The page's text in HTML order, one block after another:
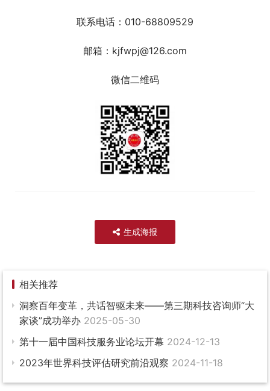
联系电话：010-68809529
邮箱：kjfwpj@126.com
微信二维码
生成海报
相关推荐
洞察百年变革，共话智驱未来——第三期科技咨询师“大
家谈”成功举办 2025-05-30
第十一届中国科技服务业论坛开幕 2024-12-13
2023年世界科技评估研究前沿观察 2024-11-18